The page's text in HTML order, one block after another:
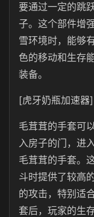
要通过一定的跳
子。这个部件增
雪环境时，能够
色的移动和生存
装备。
[虎牙奶瓶加速器]
毛茸茸的手套可
入房子的门，进
毛茸茸的手套。
斗时提供了较高
的攻击，特别适
套后，玩家的生